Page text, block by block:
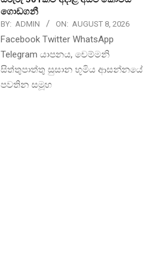
ගොඩගනී
BY: ADMIN ON: AUGUST 8, 2026
Facebook Twitter WhatsApp
Telegram යාපනය, චෙම්මනි
සිත්තුපාත්තු සුසාන භූමිය ආසන්නයේ
පවතින සමූහ